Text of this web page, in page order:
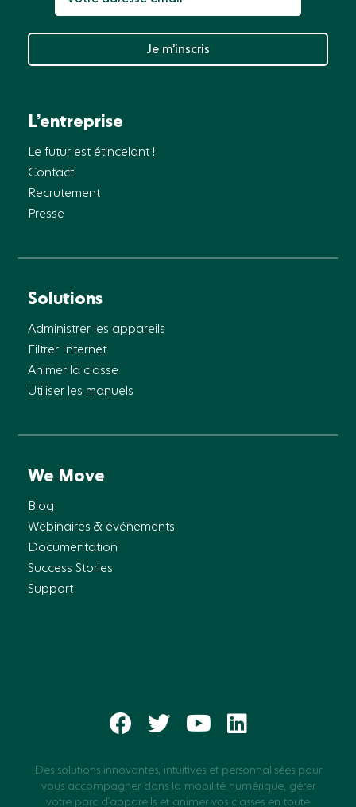
L’entreprise
Le futur est étincelant !
Contact
Recrutement
Presse
Solutions
Administrer les appareils
Filtrer Internet
Animer la classe
Utiliser les manuels
We Move
Blog
Webinaires & événements
Documentation
Success Stories
Support
Je m’inscris
Des solutions innovantes, intuitives et personnalisées pour
vous accompagner dans la mobilité numérique, gérer
votre parc d’appareils et animer vos classes en toute